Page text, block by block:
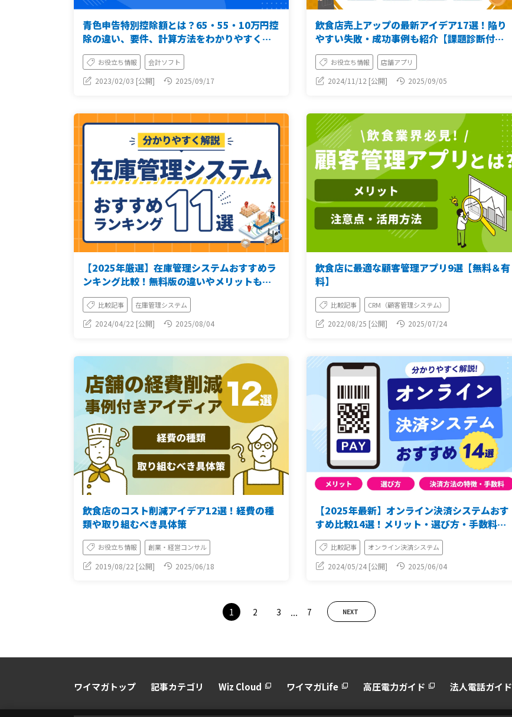
青色申告特別控除額とは？65・55・10万円控
除の違い、要件、計算方法をわかりやすく解
説
お役立ち情報 会計ソフト
2023/02/03 [公開] 2025/09/17
飲食店売上アップの最新アイデア17選！陥り
やすい失敗・成功事例も紹介【課題診断付
き】
お役立ち情報 店舗アプリ
2024/11/12 [公開] 2025/09/05
【2025年厳選】在庫管理システムおすすめラ
ンキング比較！無料版の違いやメリットも解
説
比較記事 在庫管理システム
2024/04/22 [公開] 2025/08/04
飲食店に最適な顧客管理アプリ9選【無料＆有
料】
比較記事 CRM（顧客管理システム）
2022/08/25 [公開] 2025/07/24
飲食店のコスト削減アイデア12選！経費の種
類や取り組むべき具体策
お役立ち情報 創業・経営コンサル
2019/08/22 [公開] 2025/06/18
【2025年最新】オンライン決済システムおす
すめ比較14選！メリット・選び方・手数料も
解説
比較記事 オンライン決済システム
2024/05/24 [公開] 2025/06/04
1 2 3 ... 7 NEXT
ワイマガトップ 記事カテゴリ Wiz Cloud ワイマガLife 高圧電力ガイド 法人電話ガイド